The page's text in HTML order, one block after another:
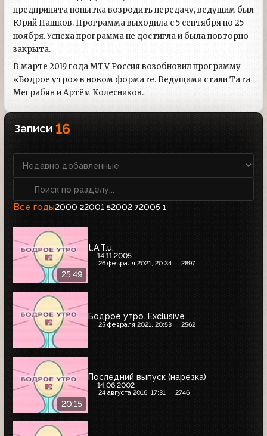
предпринята попытка возродить передачу, ведущим был
Юрий Пашков. Программа выходила с 5 сентября по 25
ноября. Успеха программа не достигла и была повторно
закрыта.
В марте 2019 года MTV Россия возобновил программу
«Бодрое утро» в новом формате. Ведущими стали Тата
Меграбян и Артём Колесников.
Записи 16
Все годы2000 22001 52002 72005 1
25:49
t.A.T.u.
14.11.2005
26 февраля 2021, 20:34 2897
Бодрое утро. Exclusive
25 февраля 2021, 20:53 2562
20:15
Последний выпуск (нарезка)
14.06.2002
24 августа 2016, 17:31 2746